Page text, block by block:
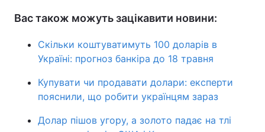
Вас також можуть зацікавити новини:
Скільки коштуватимуть 100 доларів в
Україні: прогноз банкіра до 18 травня
Купувати чи продавати долари: експерти
пояснили, що робити українцям зараз
Долар пішов угору, а золото падає на тлі